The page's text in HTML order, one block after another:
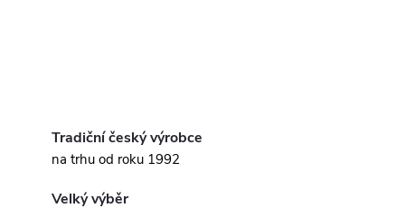
Tradiční český výrobce
na trhu od roku 1992
Velký výběr